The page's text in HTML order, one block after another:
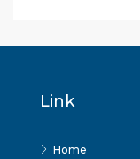
Link
Home